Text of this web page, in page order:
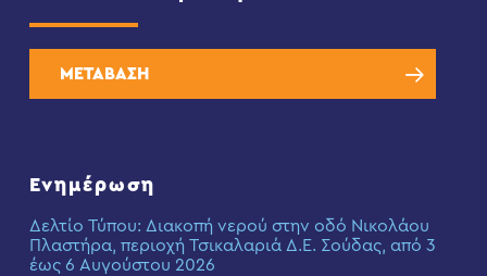
ΜΕΤΑΒΑΣΗ
Ενημέρωση
Δελτίο Τύπου: Διακοπή νερού στην οδό Νικολάου
Πλαστήρα, περιοχή Τσικαλαριά Δ.Ε. Σούδας, από 3
έως 6 Αυγούστου 2026